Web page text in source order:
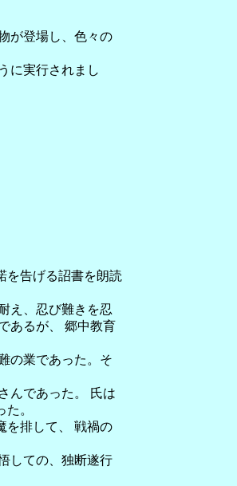
が登場し、色々の
に実行されまし
を告げる詔書を朗読
え、忍び難きを忍
あるが、 郷中教育
の業であった。そ
んであった。 氏は
。
を排して、 戦禍の
しての、独断遂行